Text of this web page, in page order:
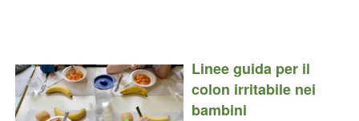
Linee guida per il
colon irritabile nei
bambini